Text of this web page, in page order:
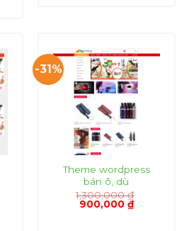
-31%
Theme wordpress
bán ô, dù
1,300,000₫
Giá
900,000 ₫Giá
hiện